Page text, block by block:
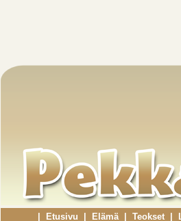
Etusivu Elämä Teokset